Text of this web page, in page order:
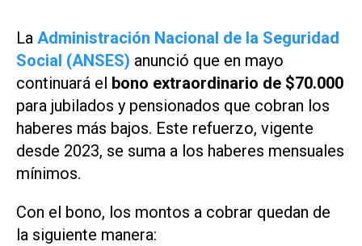
La Administración Nacional de la Seguridad
Social (ANSES) anunció que en mayo
continuará el bono extraordinario de $70.000
para jubilados y pensionados que cobran los
haberes más bajos. Este refuerzo, vigente
desde 2023, se suma a los haberes mensuales
mínimos.
Con el bono, los montos a cobrar quedan de
la siguiente manera: